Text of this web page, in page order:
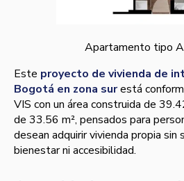
Apartamento tipo
Este proyecto de vivienda de
Bogotá en zona surestá
VIS con un área construida de
de 33.56 m², pensados para
desean adquirir vivienda propia sin
bienestar ni accesibilidad.